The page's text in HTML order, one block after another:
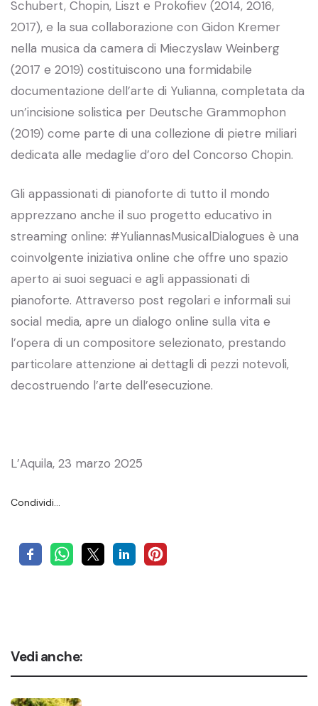
Schubert, Chopin, Liszt e Prokofiev (2014, 2016,
2017), e la sua collaborazione con Gidon Kremer
nella musica da camera di Mieczyslaw Weinberg
(2017 e 2019) costituiscono una formidabile
documentazione dell’arte di Yulianna, completata da
un’incisione solistica per Deutsche Grammophon
(2019) come parte di una collezione di pietre miliari
dedicata alle medaglie d’oro del Concorso Chopin.
Gli appassionati di pianoforte di tutto il mondo
apprezzano anche il suo progetto educativo in
streaming online: #YuliannasMusicalDialogues è una
coinvolgente iniziativa online che offre uno spazio
aperto ai suoi seguaci e agli appassionati di
pianoforte. Attraverso post regolari e informali sui
social media, apre un dialogo online sulla vita e
l’opera di un compositore selezionato, prestando
particolare attenzione ai dettagli di pezzi notevoli,
decostruendo l’arte dell’esecuzione.
L’Aquila, 23 marzo 2025
Condividi…
Vedi anche: